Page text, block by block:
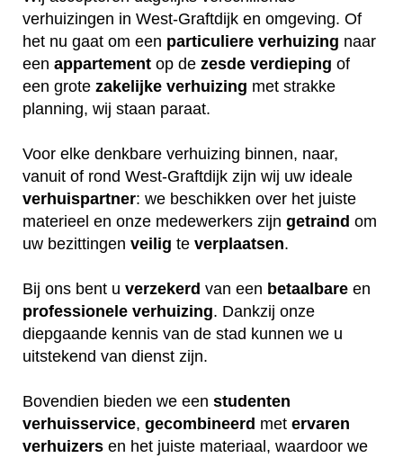
verhuizingen in West-Graftdijk en omgeving. Of
het nu gaat om een particuliere verhuizing naar
een appartement op de zesde verdieping of
een grote zakelijke verhuizing met strakke
planning, wij staan paraat.
Voor elke denkbare verhuizing binnen, naar,
vanuit of rond West-Graftdijk zijn wij uw ideale
verhuispartner: we beschikken over het juiste
materieel en onze medewerkers zijn getraind om
uw bezittingen veilig te verplaatsen.
Bij ons bent u verzekerd van een betaalbare en
professionele verhuizing. Dankzij onze
diepgaande kennis van de stad kunnen we u
uitstekend van dienst zijn.
Bovendien bieden we een studenten
verhuisservice, gecombineerd met ervaren
verhuizers en het juiste materiaal, waardoor we